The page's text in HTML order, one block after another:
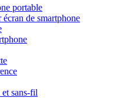
portable
de smartphone
sans-fil